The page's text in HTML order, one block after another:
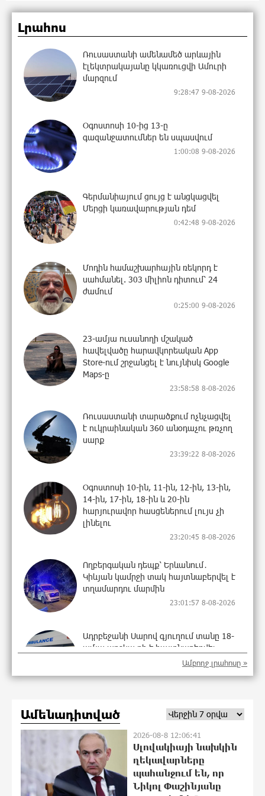
Լրահոս
Ռուսաստանի ամենամեծ արևային
էլեկտրակայանը կկառուցվի Ամուրի
մարզում
9:28:47 9-08-2026
Օգոստոսի 10-ից 13-ը
գազանջատումներ են սպասվում
1:00:08 9-08-2026
Գերմանիայում ցույց է անցկացվել
Մերցի կառավարության դեմ
0:42:48 9-08-2026
Մոդին համաշխարհային ռեկորդ է
սահմանել. 303 միլիոն դիտում՝ 24
ժամում
0:25:00 9-08-2026
23-ամյա ուսանողի մշակած
հավելվածը հարավկորեական App
Store-ում շրջանցել է նույնիսկ Google
Maps-ը
23:58:58 8-08-2026
Ռուսաստանի տարածքում ոչնչացվել
է ուկրաինական 360 անօդաչու թռչող
սարք
23:39:22 8-08-2026
Օգոստոսի 10-ին, 11-ին, 12-ին, 13-ին,
14-ին, 17-ին, 18-ին և 20-ին
հարյուրավոր հասցեներում լույս չի
լինելու
23:20:45 8-08-2026
Ողբերգական դեպք՝ Երևանում․
Կիևյան կամրջի տակ հայտնաբերվել է
տղամարդու մարմին
23:01:57 8-08-2026
Ադրբեջանի Սարով գյուղում տանը 18-
ամյա աղջկա դի է հայտնաբերվել
22:43:21 8-08-2026
Հայհիդրոմետի տնօրենը գրել է
22:25:11 8-08-2026
Արտակարգ դեպք՝ Երևանում․ կոտրել
են «Հույս բոլոր մարդկանց»
Ամբողջ լրահոսը »
Ամենադիտված
2026-08-8 12:06:41
Սլովակիայի նախկին
ղեկավարները
պահանջում են, որ
Նիկոլ Փաշինյանը